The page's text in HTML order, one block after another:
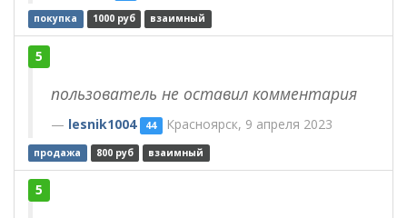
покупка 1000 руб взаимный
5
пользователь не оставил комментария
lesnik1004 44 Красноярск, 9 апреля 2023
продажа 800 руб взаимный
5